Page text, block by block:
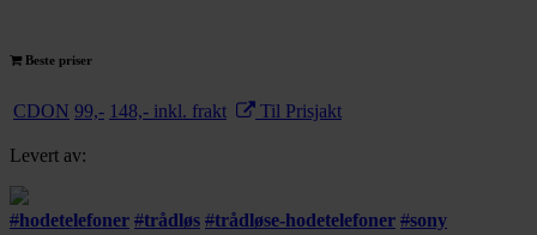
Beste priser
CDON 99,- 148,- inkl. frakt Til Prisjakt
Levert av:
#hodetelefoner #trådløs #trådløse-hodetelefoner #sony